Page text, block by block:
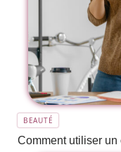
BEAUTÉ
Comment utiliser